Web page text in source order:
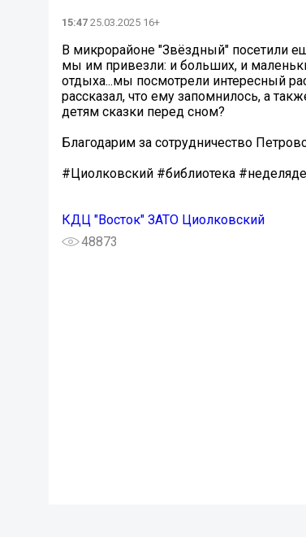
15:47 25.03.2025 16+
В микрорайоне "Звёздный" посетили
мы им привезли: и больших, и
отдыха...мы посмотрели интересный
рассказал, что ему запомнилось, а
детям сказки перед сном?
Благодарим за сотрудничество
#Циолковский #библиотека
КДЦ "Восток" ЗАТО Циолковский
48873